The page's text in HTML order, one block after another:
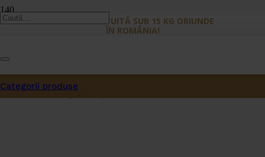
LIVRARE GRATUITĂ SUB 15 KG ORIUNDE
ÎN ROMÂNIA!
Produsa fost adăugat în coș.
Categorii produse